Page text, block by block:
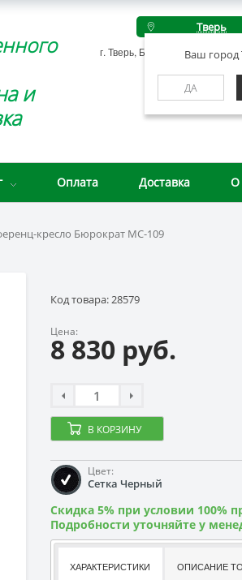
и
Тверь
Ваш город
ДА
г. Тверь, Беляковский пер., д.
Оплата Доставка О
кресло Бюрократ MC-109
Код товара: 28579
Цена:
8 830 руб.
В КОРЗИНУ
Цвет:
Сетка Черный
Скидка 5% при условии 100%
Подробности уточняйте у
ХАРАКТЕРИСТИКИ ОПИСАНИЕ